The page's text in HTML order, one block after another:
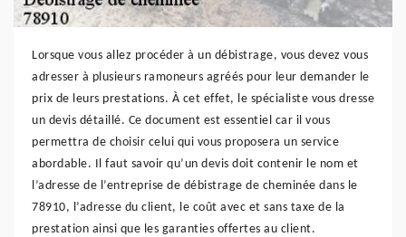
Lorsque vous allez procéder à un débistrage, vous devez vous
adresser à plusieurs ramoneurs agréés pour leur demander le
prix de leurs prestations. À cet effet, le spécialiste vous dresse
un devis détaillé. Ce document est essentiel car il vous
permettra de choisir celui qui vous proposera un service
abordable. Il faut savoir qu’un devis doit contenir le nom et
l’adresse de l’entreprise de débistrage de cheminée dans le
78910, l’adresse du client, le coût avec et sans taxe de la
prestation ainsi que les garanties offertes au client.